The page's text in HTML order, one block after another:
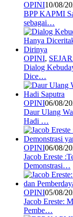
OPINI10/08/
BPP KAPMI
sebagai…
OPINI,
Dialog
Dice…
OPINI06/08/
Daur Ulang
Hadi …
OPINI06/08/
Jacob Ereste
Demonstrasi…
OPINI05/08/
Jacob Ereste:
Pembe…